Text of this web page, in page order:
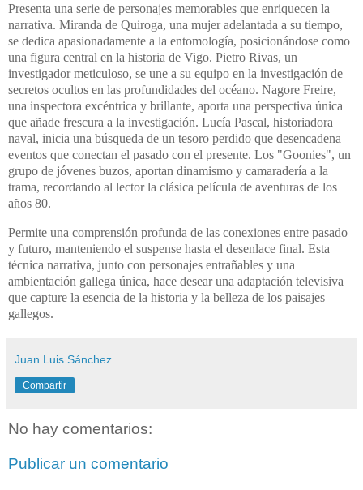
Presenta una serie de personajes memorables que enriquecen la
narrativa. Miranda de Quiroga, una mujer adelantada a su tiempo,
se dedica apasionadamente a la entomología, posicionándose como
una figura central en la historia de Vigo. Pietro Rivas, un
investigador meticuloso, se une a su equipo en la investigación de
secretos ocultos en las profundidades del océano. Nagore Freire,
una inspectora excéntrica y brillante, aporta una perspectiva única
que añade frescura a la investigación. Lucía Pascal, historiadora
naval, inicia una búsqueda de un tesoro perdido que desencadena
eventos que conectan el pasado con el presente. Los "Goonies", un
grupo de jóvenes buzos, aportan dinamismo y camaradería a la
trama, recordando al lector la clásica película de aventuras de los
años 80.
Permite una comprensión profunda de las conexiones entre pasado
y futuro, manteniendo el suspense hasta el desenlace final. Esta
técnica narrativa, junto con personajes entrañables y una
ambientación gallega única, hace desear una adaptación televisiva
que capture la esencia de la historia y la belleza de los paisajes
gallegos.
Juan Luis Sánchez
Compartir
No hay comentarios:
Publicar un comentario